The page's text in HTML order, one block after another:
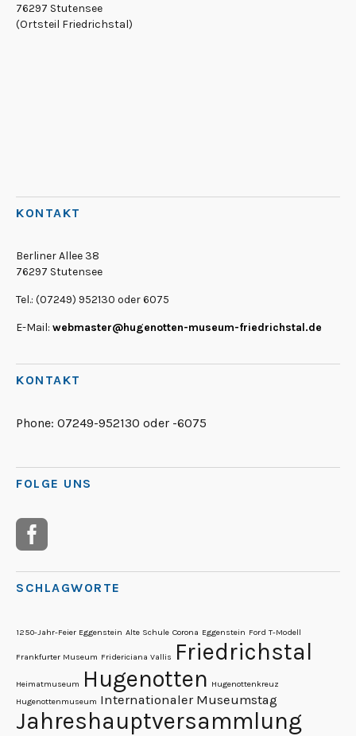
76297 Stutensee
(Ortsteil Friedrichstal)
KONTAKT
Berliner Allee 38
76297 Stutensee
Tel.: (07249) 952130 oder 6075
E-Mail: webmaster@hugenotten-museum-friedrichstal.de
KONTAKT
Phone: 07249-952130 oder -6075
FOLGE UNS
SCHLAGWORTE
1250-Jahr-Feier Eggenstein Alte Schule Corona Eggenstein Ford T-Modell
Frankfurter Museum Fridericiana Vallis Friedrichstal
Heimatmuseum Hugenotten Hugenottenkreuz
Hugenottenmuseum Internationaler Museumstag
Jahreshauptversammlung